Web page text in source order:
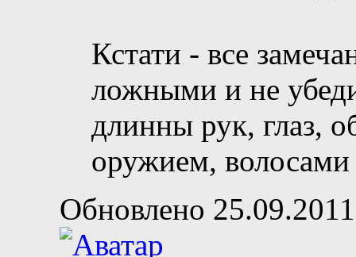
Кстати - все
ложными и не
длинны рук, глаз,
оружием, волосами
Обновлено